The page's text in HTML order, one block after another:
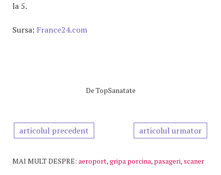
la 5.
Sursa: France24.com
De TopSanatate
articolul precedent articolul urmator
MAI MULT DESPRE: aeroport,gripa porcina, pasageri, scaner